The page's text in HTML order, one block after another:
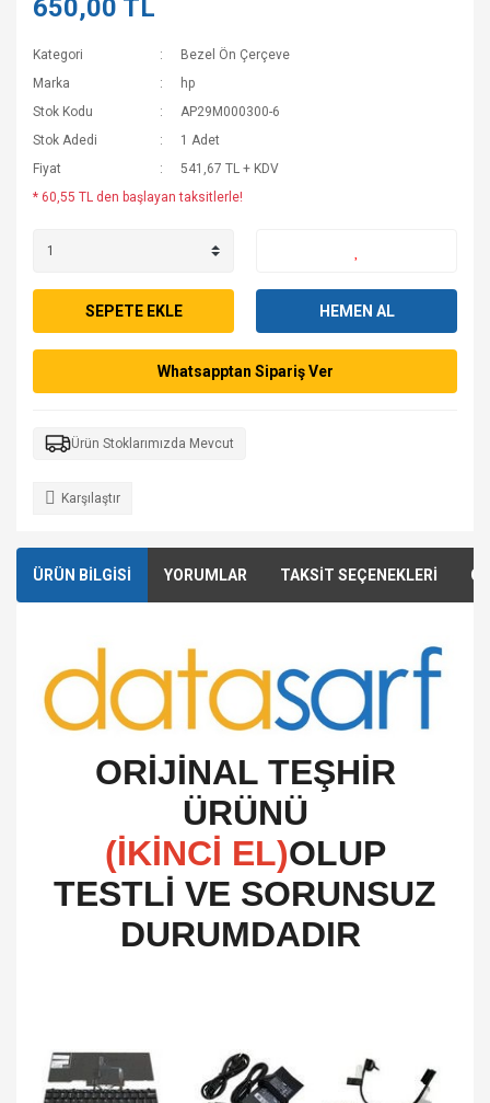
650,00 TL
Kategori
Bezel Ön Çerçeve
Marka
hp
Stok Kodu
AP29M000300-6
Stok Adedi
1 Adet
Fiyat
541,67 TL + KDV
* 60,55 TL den başlayan taksitlerle!
SEPETE EKLE HEMEN AL
Whatsapptan Sipariş Ver
Ürün Stoklarımızda Mevcut
Karşılaştır
ÜRÜN BİLGİSİ YORUMLAR TAKSİT SEÇENEKLERİ
ORİJİNAL TEŞHİR
ÜRÜNÜ
(İKİNCİ EL)OLUP
TESTLİ VE SORUNSUZ
DURUMDADIR